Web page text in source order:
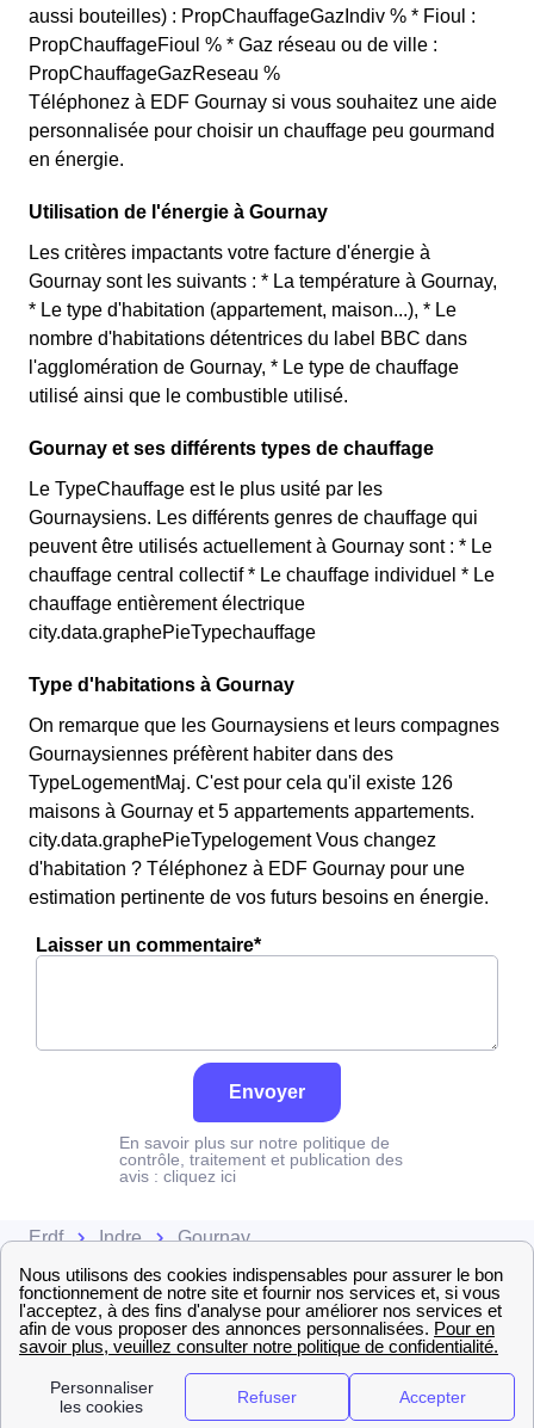
aussi bouteilles) : PropChauffageGazIndiv % * Fioul :
PropChauffageFioul % * Gaz réseau ou de ville :
PropChauffageGazReseau %
Téléphonez à EDF Gournay si vous souhaitez une aide
personnalisée pour choisir un chauffage peu gourmand
en énergie.
Utilisation de l'énergie à Gournay
Les critères impactants votre facture d'énergie à
Gournay sont les suivants : * La température à Gournay,
* Le type d'habitation (appartement, maison...), * Le
nombre d'habitations détentrices du label BBC dans
l'agglomération de Gournay, * Le type de chauffage
utilisé ainsi que le combustible utilisé.
Gournay et ses différents types de chauffage
Le TypeChauffage est le plus usité par les
Gournaysiens. Les différents genres de chauffage qui
peuvent être utilisés actuellement à Gournay sont : * Le
chauffage central collectif * Le chauffage individuel * Le
chauffage entièrement électrique
city.data.graphePieTypechauffage
Type d'habitations à Gournay
On remarque que les Gournaysiens et leurs compagnes
Gournaysiennes préfèrent habiter dans des
TypeLogementMaj. C'est pour cela qu'il existe 126
maisons à Gournay et 5 appartements appartements.
city.data.graphePieTypelogement Vous changez
d'habitation ? Téléphonez à EDF Gournay pour une
estimation pertinente de vos futurs besoins en énergie.
Laisser un commentaire*
Envoyer
En savoir plus sur notre politique de
contrôle, traitement et publication des
avis : cliquez ici
Erdf Indre Gournay